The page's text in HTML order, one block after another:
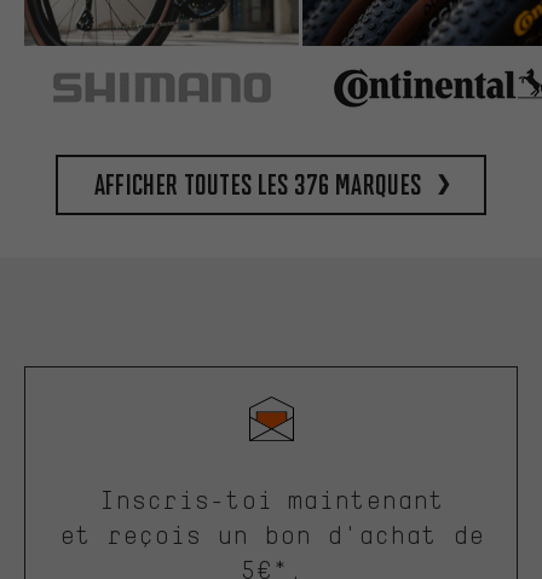
Afficher toutes les 376 marques
Inscris-toi maintenant
et reçois un bon d'achat de
5€*.